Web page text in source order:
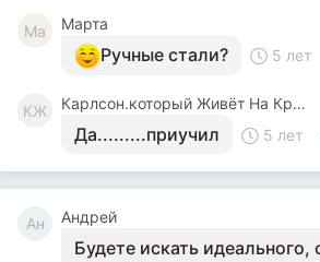
Ма Марта
Ручные стали? 5 лет
КЖ Карлсон.который Живёт На Крыше.
Да.........приучил 5 лет
Ан Андрей
Будете искать идеального,